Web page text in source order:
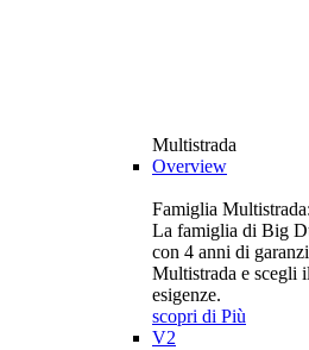
Multistrada
Overview
Famiglia
La famiglia di Big
con 4 anni di
Multistrada e scegli
esigenze.
scopri di Più
V2